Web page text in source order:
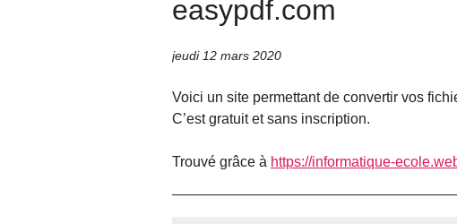
easypdf.com
jeudi 12 mars 2020
Voici un site permettant de convertir vos
C’est gratuit et sans inscription.
Trouvé grâce à https://informatique-